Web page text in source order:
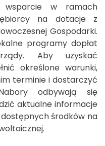
w ramach
na dotacje z
Gospodarki.
programy dopłat
Aby uzyskać
określone warunki,
terminie i dostarczyć
odbywają się
aktualne informacje
środków na